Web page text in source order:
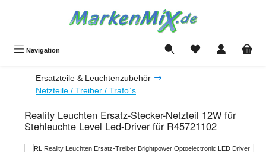
Navigation Du hast 0 Produkte
Ersatzteile & Leuchtenzubehör
Netzteile / Treiber / Trafo`s
Reality Leuchten Ersatz-Stecker-Netzteil 12W für
Stehleuchte Level Led-Driver für R45721102
Bildergalerie überspringen